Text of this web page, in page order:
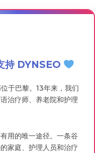
持 DYNSEO
于巴黎。13年来，我们
治疗师、养老院和护理
用的唯一途径。一条谷
家庭、护理人员和治疗